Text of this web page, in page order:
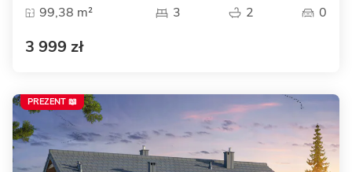
99,38 m²
3 2 0
3 999 zł
PREZENT 📖